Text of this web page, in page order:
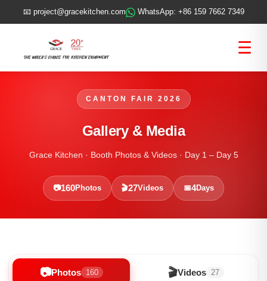
📧 project@gracekitchen.com WhatsApp: +86 159 7662 7349
☰
CANTON FAIR 2026
Gallery & Media
Grace Kitchen · Booth Photos & Videos · Day 1 – Day 5
📷160Photos 🎬27Videos 📅4Days
📷Photos 160 🎬Videos 27